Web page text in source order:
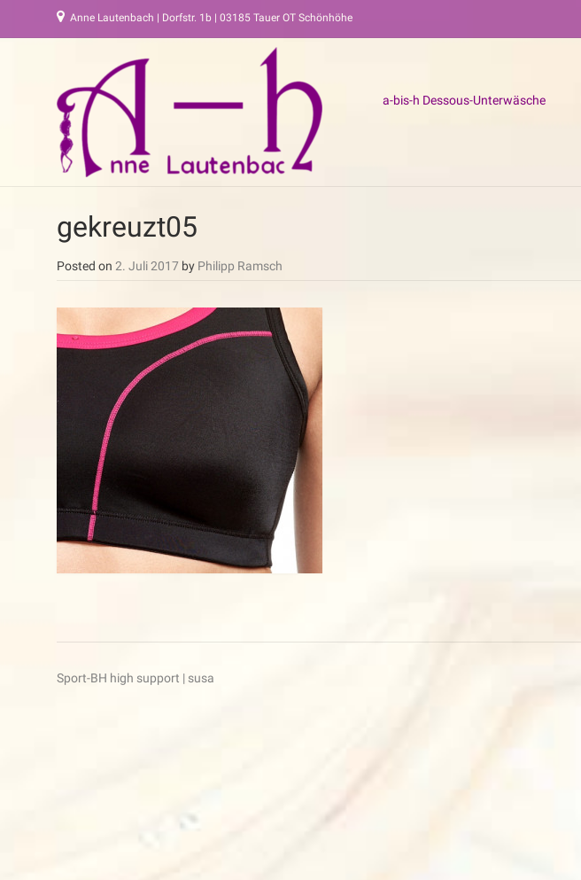
Anne Lautenbach | Dorfstr. 1b | 03185 Tauer OT Schönhöhe
a-bis-h Dessous-Unterwäsche
gekreuzt05
Posted on 2. Juli 2017 by Philipp Ramsch
Beitragsnavigation
Sport-BH high support | susa